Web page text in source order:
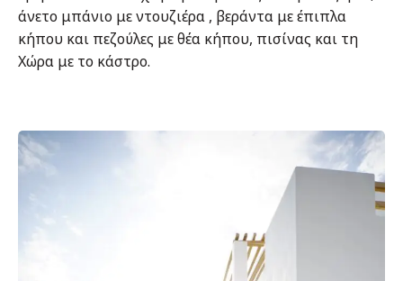
άνετο μπάνιο με ντουζιέρα , βεράντα με έπιπλα
κήπου και πεζούλες με θέα κήπου, πισίνας και τη
Χώρα με το κάστρο.